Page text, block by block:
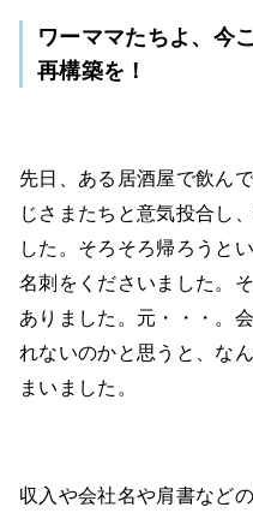
ワーママたちよ、今
再構築を！
先日、ある居酒屋で飲ん
じさまたちと意気投合し
した。そろそろ帰ろうと
名刺をくださいました。
ありました。元・・・。
れないのかと思うと、な
まいました。
収入や会社名や肩書など